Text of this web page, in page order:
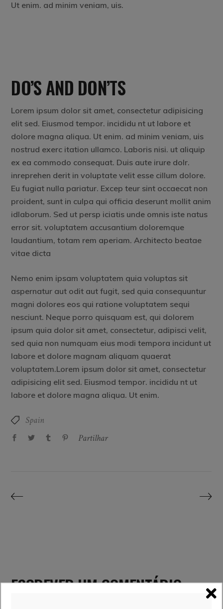
Ut enim. ad minim veniam, uis.
DO’S AND DON’TS
Lorem ipsum dolor sit amet, consectetur adipisicing
elit sed. Eiusmod tempor. incididu nt ut labore et
dolore magna aliqua. Ut enim. ad minim veniam, uis
nostrud exerc itation ullamco. Laboris nisi. ut aliquip
ex ea commodo consequat. Duis aute irure dolr.
inreprehen derit in voluptate velit esse cillum dolore.
Eu fugiat nulla pariatur. Excep teur sint occaecat non
proident, sunt in culpa qui officia deserunt mollit anim
idlaborum. Sed ut persp iciatis unde omnis iste natus
error sit. voluptatem accusantium doloremque
laudantium, totam rem aperiam. Architecto beatae
vitae dicta
Nemo enim ipsam voluptatem quia voluptas sit
aspernatur aut odit aut fugit, sed quia consequuntur
magni dolores eos qui ratione voluptatem sequi
nesciunt. Neque porro quisquam est, qui dolorem
ipsum quia dolor sit amet, consectetur, adipisci velit,
sed quia non numquam eius modi tempora incidunt ut
labore et dolore magnam aliquam quaerat
voluptatem.Lorem ipsum dolor sit amet, consectetur
adipisicing elit sed. Eiusmod tempor. incididu nt ut
labore et dolore magna aliqua. Ut enim.
Spain
Partilhar
ESCREVER UM COMENTÁRIO